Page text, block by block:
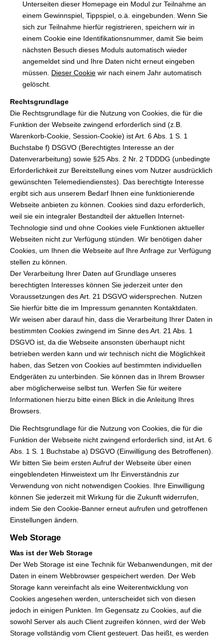
Unterseiten dieser Homepage ein Modul zur Teilnahme an
einem Gewinnspiel, Tippspiel, o.ä. eingebunden. Wenn Sie
sich zur Teilnahme hierfür registrieren, speichern wir in
einem Cookie eine Identifikationsnummer, damit Sie beim
nächsten Besuch dieses Moduls automatisch wieder
angemeldet sind und Ihre Daten nicht erneut eingeben
müssen. Dieser Cookie wir nach einem Jahr automatisch
gelöscht.
Rechtsgrundlage
Die Rechtsgrundlage für die Nutzung von Cookies, die für die
Funktion der Webseite zwingend erforderlich sind (z.B.
Warenkorb-Cookie, Session-Cookie) ist Art. 6 Abs. 1 S. 1
Buchstabe f) DSGVO (Berechtigtes Interesse an der
Datenverarbeitung) sowie §25 Abs. 2 Nr. 2 TDDDG (unbedingte
Erforderlichkeit zur Bereitstellung eines vom Nutzer ausdrücklich
gewünschten Telemediendienstes). Das berechtigte Interesse
ergibt sich aus unserem Bedarf Ihnen eine funktionierende
Webseite anbieten zu können. Cookies sind dazu erforderlich,
weil sie ein integraler Bestandteil der aktuellen Internet-
Technologie sind und ohne Cookies viele Funktionen aktueller
Webseiten nicht zur Verfügung stünden. Wir benötigen daher
Cookies, um Ihnen die Webseite auf Ihre Anfrage zur Verfügung
stellen zu können.
Der Verarbeitung Ihrer Daten auf Grundlage unseres
berechtigten Interesses können Sie jederzeit unter den
Voraussetzungen des Art. 21 DSGVO widersprechen. Nutzen
Sie hierfür bitte die im Impressum genannten Kontaktdaten.
Wir weisen aber darauf hin, dass die Verarbeitung Ihrer Daten in
bestimmten Cookies zwingend im Sinne des Art. 21 Abs. 1
DSGVO ist, da die Webseite ansonsten überhaupt nicht
betrieben werden kann und wir technisch nicht die Möglichkeit
haben, das Setzen von Cookies auf bestimmten individuellen
Endgeräten zu unterbinden. Sie können das in Ihrem Browser
aber möglicherweise selbst tun. Werfen Sie für weitere
Informationen hierzu bitte einen Blick in die Anleitung Ihres
Browsers.
Die Rechtsgrundlage für die Nutzung von Cookies, die für die
Funktion der Webseite nicht zwingend erforderlich sind, ist Art. 6
Abs. 1 S. 1 Buchstabe a) DSGVO (Einwilligung des Betroffenen).
Wir bitten Sie beim ersten Aufruf der Webseite über einen
eingeblendeten Hinweistext um Ihr Einverständnis zur
Verwendung von nicht notwendigen Cookies. Ihre Einwilligung
können Sie jederzeit mit Wirkung für die Zukunft widerrufen,
indem Sie den Cookie-Banner erneut aufrufen und getroffenen
Einstellungen ändern.
Web Storage
Was ist der Web Storage
Der Web Storage ist eine Technik für Webanwendungen, mit der
Daten in einem Webbrowser gespeichert werden. Der Web
Storage kann vereinfacht als eine Weiterentwicklung von
Cookies angesehen werden, unterscheidet sich von diesen
jedoch in einigen Punkten. Im Gegensatz zu Cookies, auf die
sowohl Server als auch Client zugreifen können, wird der Web
Storage vollständig vom Client gesteuert. Das heißt, es werden